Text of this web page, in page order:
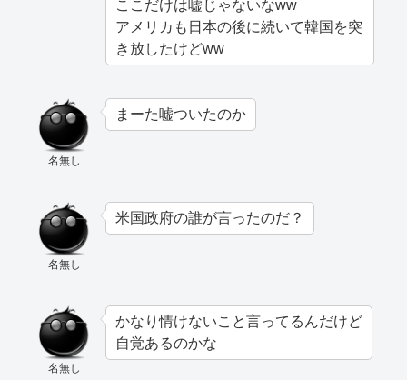
ここだけは嘘じゃないなww
アメリカも日本の後に続いて韓国を突
き放したけどww
名無し
まーた嘘ついたのか
名無し
米国政府の誰が言ったのだ？
名無し
かなり情けないこと言ってるんだけど
自覚あるのかな